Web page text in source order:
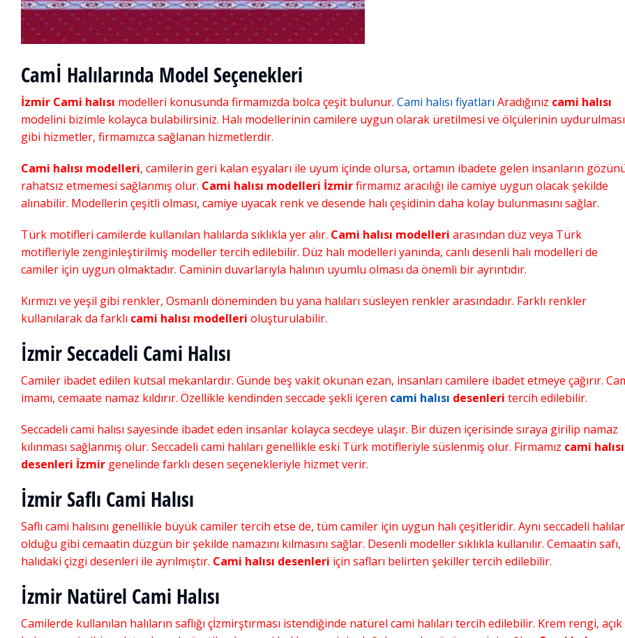
Camİ Halılarında Model Seçenekleri
İzmir Cami halısı modelleri konusunda firmamızda bolca çeşit bulunur. Cami halısı fiyatları Aradığınız cami halısı
modelini bizimle kolayca bulabilirsiniz. Halı modellerinin camilere uygun olarak üretilmesi ve ölçülerinin uydurulması
gibi hizmetler, firmamızca sağlanan hizmetlerdir.
Cami halısı modelleri, camilerin geri kalan eşyaları ile uyum içinde olursa, ortamın ibadete gelen insanların
rahatsız etmemesi sağlanmış olur. Cami halısı modelleri İzmirfirmamız aracılığı ile camiye uygun olacak şekilde
alınabilir. Modellerin çeşitli olması, camiye uyacak renk ve desende halı çeşidinin daha kolay bulunmasını sağlar.
Türk motifleri camilerde kullanılan halılarda sıklıkla yer alır. Cami halısı modelleri arasından düz veya Türk
motifleriyle zenginleştirilmiş modeller tercih edilebilir. Düz halı modelleri yanında, canlı desenli halı modelleri de
camiler için uygun olmaktadır. Caminin duvarlarıyla halının uyumlu olması da önemli bir ayrıntıdır.
Kırmızı ve yeşil gibi renkler, Osmanlı döneminden bu yana halıları süsleyen renkler arasındadır. Farklı renkler
kullanılarak da farklı cami halısı modelleri oluşturulabilir.
İzmir Seccadeli Cami Halısı
Camiler ibadet edilen kutsal mekanlardır. Günde beş vakit okunan ezan, insanları camilere ibadet etmeye çağırır.
imamı, cemaate namaz kıldırır. Özellikle kendinden seccade şekli içeren cami halısı desenleri tercih edilebilir.
Seccadeli cami halısı sayesinde ibadet eden insanlar kolayca secdeye ulaşır. Bir düzen içerisinde sıraya girilip namaz
kılınması sağlanmış olur. Seccadeli cami halıları genellikle eski Türk motifleriyle süslenmiş olur. Firmamız cami halısı
desenleri İzmir genelinde farklı desen seçenekleriyle hizmet verir.
İzmir Saflı Cami Halısı
Saflı cami halısını genellikle büyük camiler tercih etse de, tüm camiler için uygun halı çeşitleridir. Aynı seccadeli
olduğu gibi cemaatin düzgün bir şekilde namazını kılmasını sağlar. Desenli modeller sıklıkla kullanılır. Cemaatin safı,
halıdaki çizgi desenleri ile ayrılmıştır. Cami halısı desenleri için safları belirten şekiller tercih edilebilir.
İzmir Natürel Cami Halısı
Camilerde kullanılan halıların saflığı çİzmirştırması istendiğinde natürel cami halıları tercih edilebilir. Krem rengi, açık